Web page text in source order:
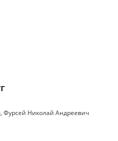
,Фурсей Николай Андреевич